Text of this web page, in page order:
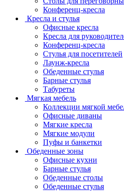
Конференц-кресла
Кресла и стулья
Офисные кресла
Кресла для
Конференц-кресла
Стулья для посетителей
Лаунж-кресла
Обеденные стулья
Барные стулья
Табуреты
Мягкая мебель
Коллекции мягкой
Офисные диваны
Мягкие кресла
Мягкие модули
Пуфы и банкетки
Обеденные зоны
Офисные кухни
Барные стулья
Обеденные столы
Обеденные стулья